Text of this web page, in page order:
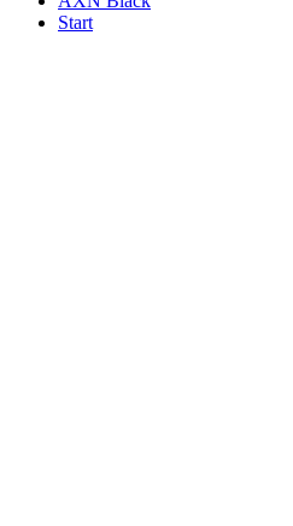
Start